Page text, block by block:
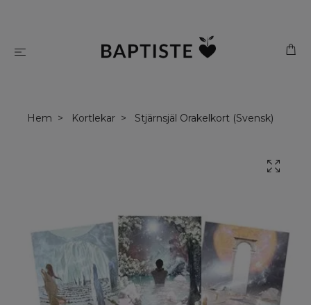
Hem Kortlekar Stjärnsjäl Orakelkort (Svensk)